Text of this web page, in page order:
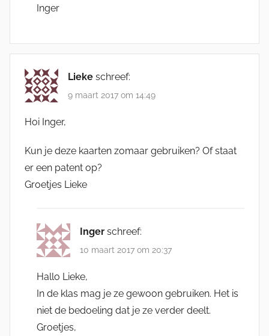
Inger
Lieke schreef:
9 maart 2017 om 14:49
Hoi Inger,
Kun je deze kaarten zomaar gebruiken? Of staat
er een patent op?
Groetjes Lieke
Inger schreef:
10 maart 2017 om 20:37
Hallo Lieke,
In de klas mag je ze gewoon gebruiken. Het is
niet de bedoeling dat je ze verder deelt.
Groetjes,